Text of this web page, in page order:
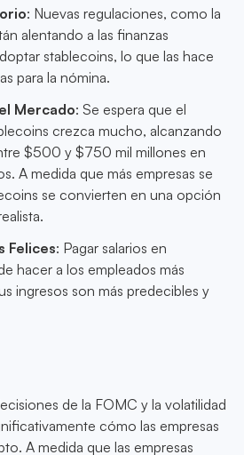
: Nuevas regulaciones, como la
alentando a las finanzas
stablecoins, lo que las hace
para la nómina.
Mercado: Se espera que el
crezca mucho, alcanzando
$500 y $750 mil millones en
A medida que más empresas se
se convierten en una opción
Felices: Pagar salarios en
hacer a los empleados más
ingresos son más predecibles y
de la FOMC y la volatilidad
cómo las empresas
A medida que las empresas